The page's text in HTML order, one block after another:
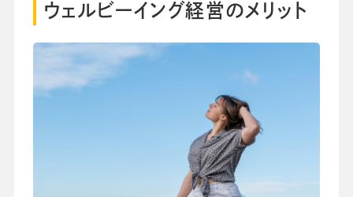
ウェルビーイング経営のメリット